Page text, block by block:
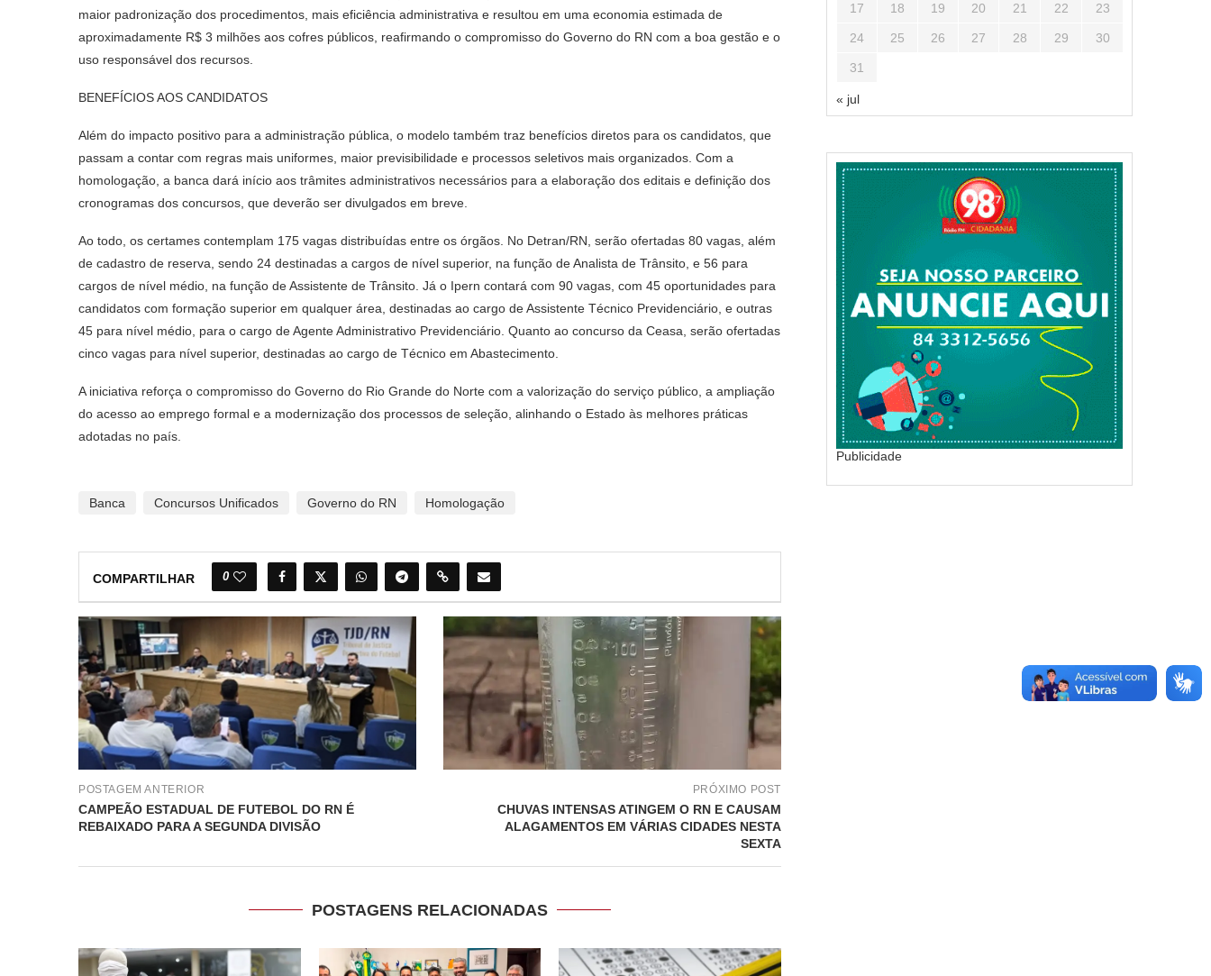
maior padronização dos procedimentos, mais eficiência administrativa e resultou em uma economia estimada de
aproximadamente R$ 3 milhões aos cofres públicos, reafirmando o compromisso do Governo do RN com a boa gestão e o
uso responsável dos recursos.
BENEFÍCIOS AOS CANDIDATOS
Além do impacto positivo para a administração pública, o modelo também traz benefícios diretos para os candidatos, que
passam a contar com regras mais uniformes, maior previsibilidade e processos seletivos mais organizados. Com a
homologação, a banca dará início aos trâmites administrativos necessários para a elaboração dos editais e definição dos
cronogramas dos concursos, que deverão ser divulgados em breve.
Ao todo, os certames contemplam 175 vagas distribuídas entre os órgãos. No Detran/RN, serão ofertadas 80 vagas, além
de cadastro de reserva, sendo 24 destinadas a cargos de nível superior, na função de Analista de Trânsito, e 56 para
cargos de nível médio, na função de Assistente de Trânsito. Já o Ipern contará com 90 vagas, com 45 oportunidades para
candidatos com formação superior em qualquer área, destinadas ao cargo de Assistente Técnico Previdenciário, e outras
45 para nível médio, para o cargo de Agente Administrativo Previdenciário. Quanto ao concurso da Ceasa, serão ofertadas
cinco vagas para nível superior, destinadas ao cargo de Técnico em Abastecimento.
A iniciativa reforça o compromisso do Governo do Rio Grande do Norte com a valorização do serviço público, a ampliação
do acesso ao emprego formal e a modernização dos processos de seleção, alinhando o Estado às melhores práticas
adotadas no país.
Banca Concursos Unificados Governo do RN Homologação
COMPARTILHAR 0
POSTAGEM ANTERIOR
CAMPEÃO ESTADUAL DE FUTEBOL DO RN É
REBAIXADO PARA A SEGUNDA DIVISÃO
PRÓXIMO POST
CHUVAS INTENSAS ATINGEM O RN E CAUSAM
ALAGAMENTOS EM VÁRIAS CIDADES NESTA
SEXTA
POSTAGENS RELACIONADAS
17 18 19 20 21 22 23
24 25 26 27 28 29 30
31
« jul
Publicidade